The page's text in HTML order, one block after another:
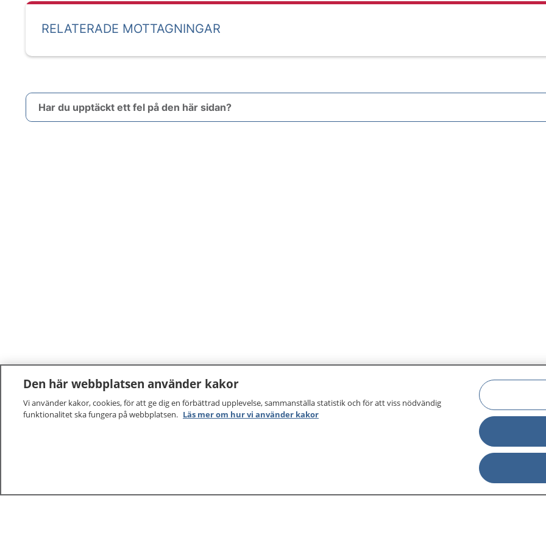
RELATERADE MOTTAGNINGAR
Har du upptäckt ett fel på den här sidan?
Den här webbplatsen använder kakor
Vi använder kakor, cookies, för att ge dig en förbättrad upplevelse, sammanställa statistik och för att viss nödvändig
funktionalitet ska fungera på webbplatsen. Läs mer om hur vi använder kakor